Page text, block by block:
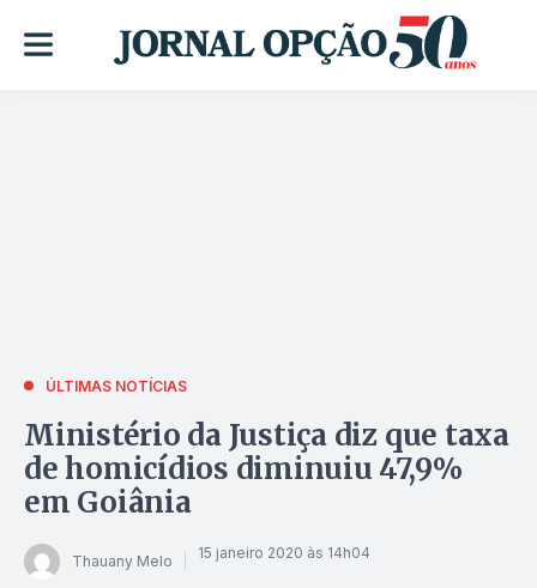
ÚLTIMAS NOTÍCIAS
Ministério da Justiça diz que taxa
de homicídios diminuiu 47,9%
em Goiânia
Thauany Melo 15 janeiro 2020 às 14h04